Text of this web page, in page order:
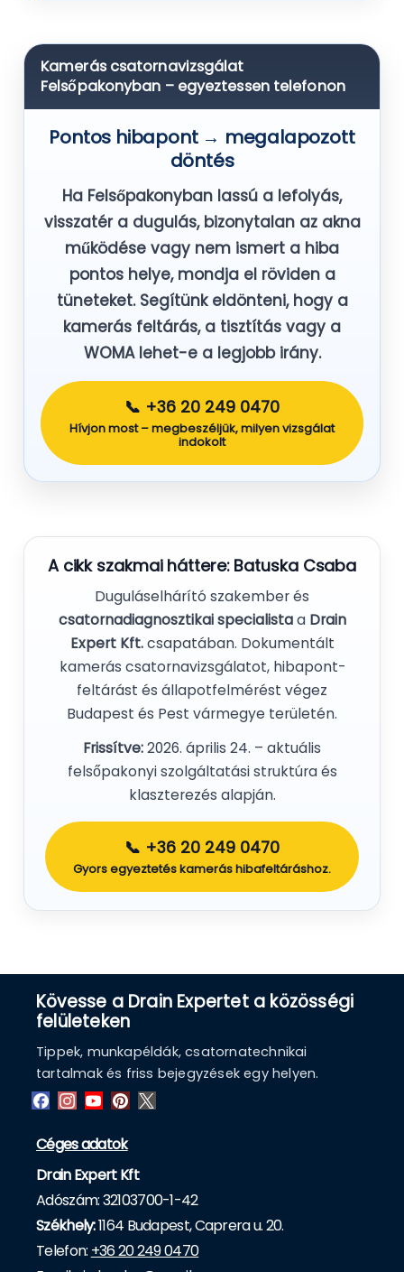
Kamerás csatornavizsgálat
Felsőpakonyban – egyeztessen telefonon
Pontos hibapont → megalapozott
döntés
Ha Felsőpakonyban lassú a lefolyás,
visszatér a dugulás, bizonytalan az akna
működése vagy nem ismert a hiba
pontos helye, mondja el röviden a
tüneteket. Segítünk eldönteni, hogy a
kamerás feltárás, a tisztítás vagy a
WOMA lehet-e a legjobb irány.
📞 +36 20 249 0470
Hívjon most – megbeszéljük, milyen vizsgálat
indokolt
A cikk szakmai háttere: Batuska Csaba
Duguláselhárító szakember és
csatornadiagnosztikai specialistaa Drain
Expert Kft.csapatában. Dokumentált
kamerás csatornavizsgálatot, hibapont-
feltárást és állapotfelmérést végez
Budapest és Pest vármegye területén.
Frissítve:2026. április 24. – aktuális
felsőpakonyi szolgáltatási struktúra és
klaszterezés alapján.
📞 +36 20 249 0470
Gyors egyeztetés kamerás hibafeltáráshoz.
Kövesse a Drain Expertet a közösségi
felületeken
Tippek, munkapéldák, csatornatechnikai
tartalmak és friss bejegyzések egy helyen.
Céges adatok
Drain Expert Kft
Adószám: 32103700-1-42
Székhely:1164 Budapest, Caprera u. 20.
Telefon: +36 20 249 0470